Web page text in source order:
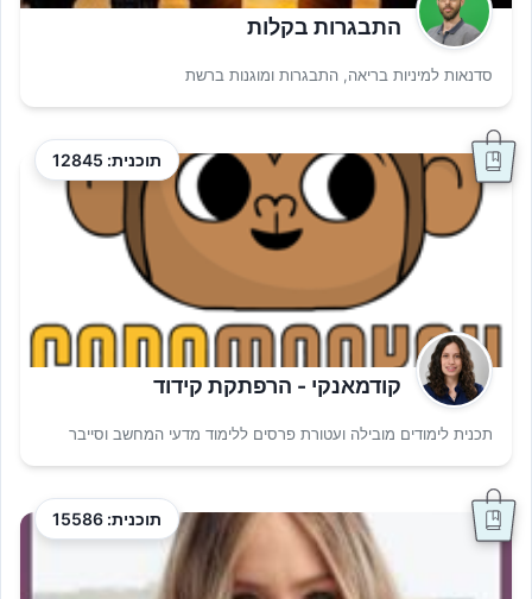
התבגרות בקלות
סדנאות למיניות בריאה, התבגרות ומוגנות ברשת
תוכנית: 12845
קודמאנקי - הרפתקת קידוד
תכנית לימודים מובילה ועטורת פרסים ללימוד מדעי המחשב וסייבר
תוכנית: 15586